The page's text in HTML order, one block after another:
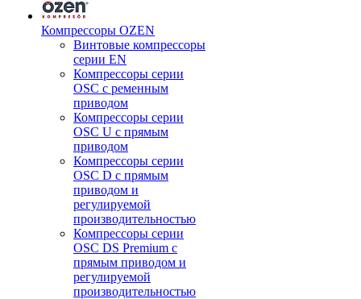
Компрессоры OZEN
Винтовые компрессоры
серии EN
Компрессоры серии
OSC с ременным
приводом
Компрессоры серии
OSC U с прямым
приводом
Компрессоры серии
OSC D с прямым
приводом и
регулируемой
производительностью
Компрессоры серии
OSC DS Premium с
прямым приводом и
регулируемой
производительностью